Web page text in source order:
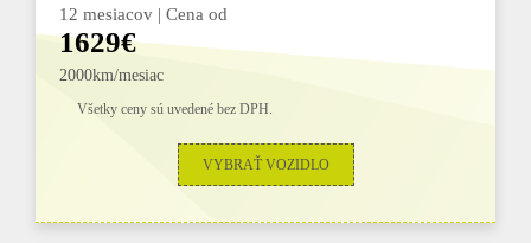
12 mesiacov | Cena od
1629€
2000km/mesiac
Všetky ceny sú uvedené bez DPH.
VYBRAŤ VOZIDLO